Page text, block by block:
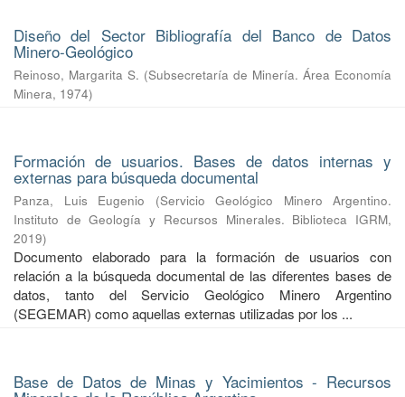
Diseño del Sector Bibliografía del Banco de Datos
Minero-Geológico
Reinoso, Margarita S. (Subsecretaría de Minería. Área Economía
Minera, 1974)
Formación de usuarios. Bases de datos internas y
externas para búsqueda documental
Panza, Luis Eugenio (Servicio Geológico Minero Argentino.
Instituto de Geología y Recursos Minerales. Biblioteca IGRM,
2019)
Documento elaborado para la formación de usuarios con
relación a la búsqueda documental de las diferentes bases de
datos, tanto del Servicio Geológico Minero Argentino
(SEGEMAR) como aquellas externas utilizadas por los ...
Base de Datos de Minas y Yacimientos - Recursos